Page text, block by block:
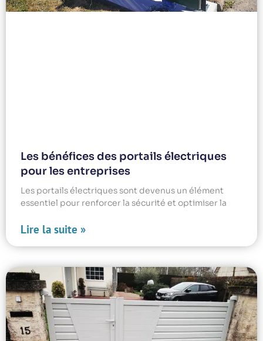
Les bénéfices des portails électriques
pour les entreprises
Les portails électriques sont devenus un élément
essentiel pour renforcer la sécurité et optimiser la
Lire la suite »